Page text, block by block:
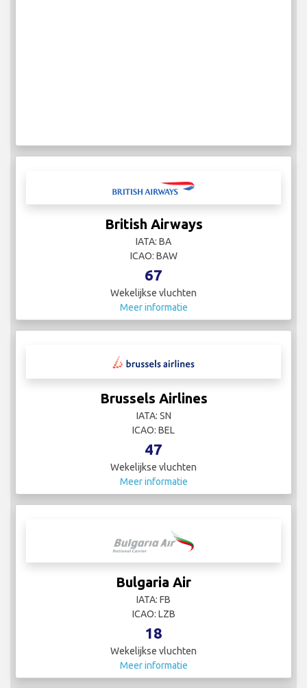
British Airways
IATA: BA
ICAO: BAW
67
Wekelijkse vluchten
Meer informatie
Brussels Airlines
IATA: SN
ICAO: BEL
47
Wekelijkse vluchten
Meer informatie
Bulgaria Air
IATA: FB
ICAO: LZB
18
Wekelijkse vluchten
Meer informatie